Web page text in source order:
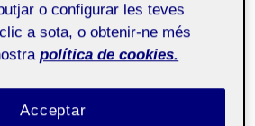
acollir la cap d’estudis
una reunió per veure
les pràctiques, quins m’anaven
a la meva feina. Tot
del centre em va
o configurar les teves
a sota, o obtenir-ne més
política de cookies.
Acceptar